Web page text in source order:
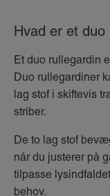
Hvad er et duo
Et duo rullegardin
Duo rullegardiner
lag stof i skiftevis
striber.
De to lag stof
når du justerer på
tilpasse
behov.